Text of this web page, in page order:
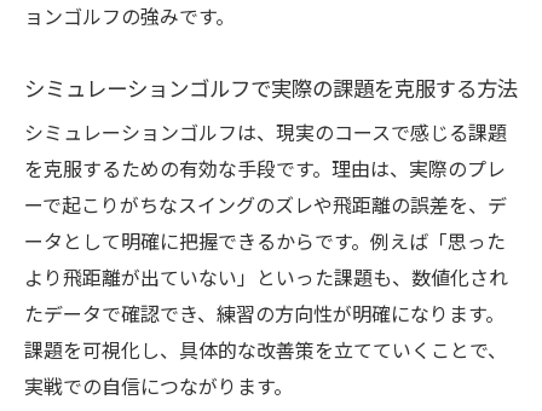
練習にならないと悩む人の課題と解決策
ルフの工夫
効果的なシュミレーションゴルフの使い方
とは
練習にならない理由の真相に迫る
自分に合った練習法で成果を出すポイント
最新シミュレーションゴルフで効率的に上手く
なる方法
最新技術を活かしたシュミレーションゴル
ョンゴルフの強みです。
シミュレーションゴルフで実際の課題を克服する方法
シミュレーションゴルフは、現実のコースで感じる課題
を克服するための有効な手段です。理由は、実際のプレ
ーで起こりがちなスイングのズレや飛距離の誤差を、デ
ータとして明確に把握できるからです。例えば「思った
より飛距離が出ていない」といった課題も、数値化され
たデータで確認でき、練習の方向性が明確になります。
課題を可視化し、具体的な改善策を立てていくことで、
実戦での自信につながります。